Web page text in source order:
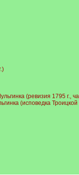
(ревизия 1795 г.,
(исповедка Троицкой